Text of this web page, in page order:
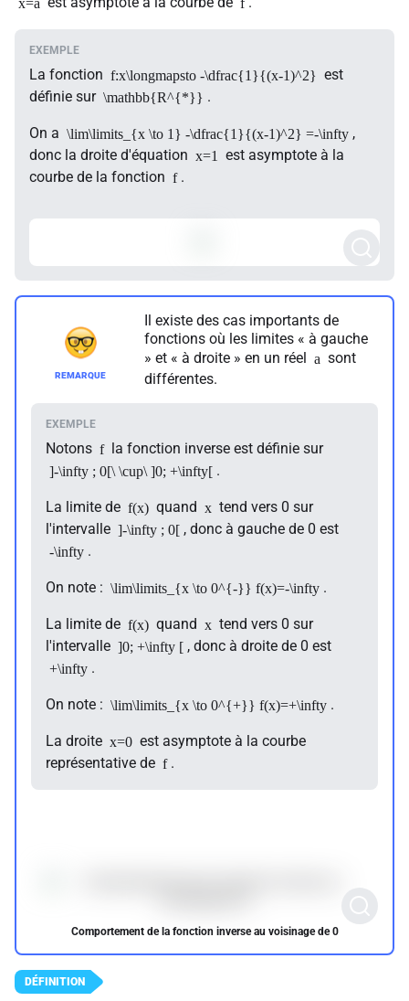
x=a f
La fonction f:x\longmapsto -\dfrac{1}{(x-1)^2} est
définie sur \mathbb{R^{*}} .
On a \lim\limits_{x \to 1} -\dfrac{1}{(x-1)^2} =-\infty ,
donc la droite d'équation x=1
est asymptote à la
courbe de la fonction f .
Il existe des cas importants de
fonctions où les limites « à gauche
» et « à droite » en un réel
a sont
différentes.
Notons f la fonction inverse est définie sur
]-\infty ; 0[\ \cup\ ]0; +\infty[ .
La limite de f(x) quand x tend vers 0 sur
l'intervalle ]-\infty ; 0[ , donc à gauche de 0 est
-\infty .
On note : \lim\limits_{x \to 0^{-}} f(x)=-\infty .
La limite de f(x) quand x tend vers 0 sur
l'intervalle ]0; +\infty [ , donc à droite de 0 est
+\infty .
On note : \lim\limits_{x \to 0^{+}} f(x)=+\infty .
La droite x=0 est asymptote à la courbe
représentative de f .
Comportement de la fonction inverse au voisinage de 0